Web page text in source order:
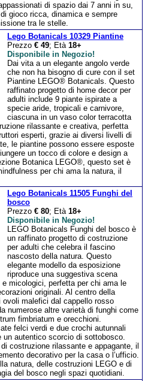
di spazio dai 7 anni in su,
gioco ricca, dinamica e sempre
tra le stelle.
Lego Botanicals 10329 Piantine
Prezzo € 49; Età 18+
Disponibile in Negozio!
Dai vita a un elegante angolo verde
che non ha bisogno di cure con il set
Piantine LEGO® Botanicals. Questo
raffinato progetto di home decor per
adulti include 9 piante ispirate a
specie aride, tropicali e carnivore,
ciascuna in un vaso color terracotta
rilassante e creativa, perfetta
esperti, grazie ai diversi livelli di
le piantine possono essere esposte
un tocco di colore e design a
Botanica LEGO®, questo set è
per chi ama la natura, il
Lego Botanicals 11505 Funghi del
bosco
Prezzo € 80; Età 18+
Disponibile in Negozio!
LEGO Botanicals Funghi del bosco è
un raffinato progetto di costruzione
per adulti che celebra il fascino
nascosto della natura. Questo
elegante modello da esposizione
riproduce una suggestiva scena
micologici, perfetta per chi ama le
originali. Al centro della
malefici dal cappello rosso
numerose altre varietà di funghi come
fimbriatum e orecchioni.
felci verdi e due crochi autunnali
autentico scorcio di sottobosco.
costruzione rilassante e appagante, il
decorativo per la casa o l’ufficio.
natura, delle costruzioni LEGO e di
del bosco negli spazi quotidiani.